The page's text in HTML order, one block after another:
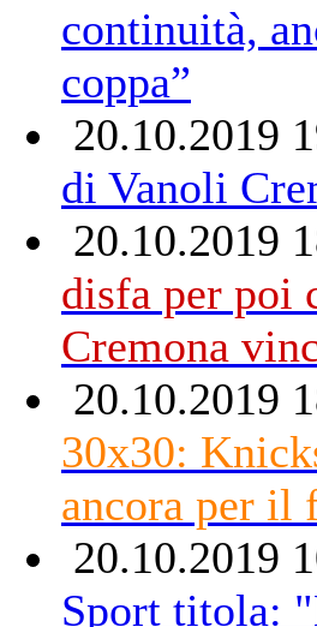
continuità,
coppa”
20.10.2019
di Vanoli
20.10.2019
disfa per poi
Cremona
20.10.2019
30x30:
ancora per il
20.10.2019
Sport titola: